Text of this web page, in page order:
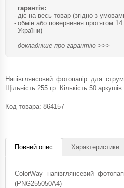
гарантія:
діє на весь товар (згідно з
обмін або повернення протягом 14
України)
докладніше про гарантію >>>
Напівглянсовий фотопапір для
Щільність 255 гр. Кількість 50 аркушів.
Код товара: 864157
Повний опис Характеристики
ColorWay напівглянсевий
(PNG255050A4)